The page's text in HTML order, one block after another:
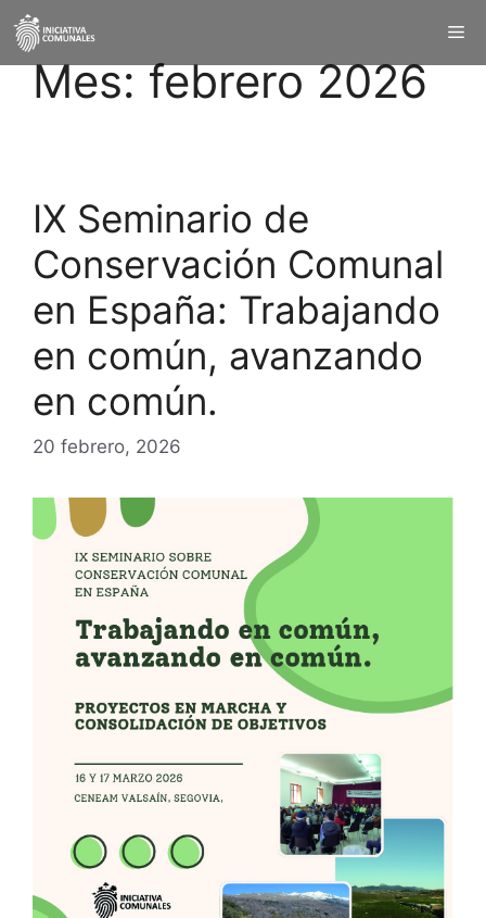
Mes:febrero 2026
IX Seminario de
Conservación Comunal
en España: Trabajando
en común, avanzando
en común.
20 febrero, 2026